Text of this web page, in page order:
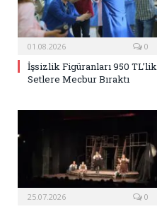
01.08.2026 0
İşsizlik Figüranları 950 TL’lik
Setlere Mecbur Bıraktı
25.07.2026 0